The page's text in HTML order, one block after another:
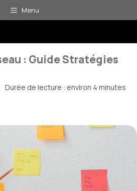
Menu
: Guide Stratégies
· Durée de lecture : environ 4 minutes